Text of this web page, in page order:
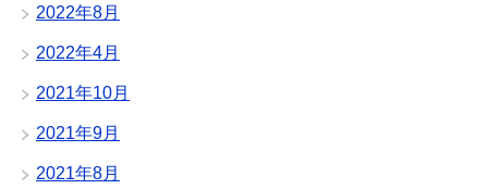
2022年8月
2022年4月
2021年10月
2021年9月
2021年8月